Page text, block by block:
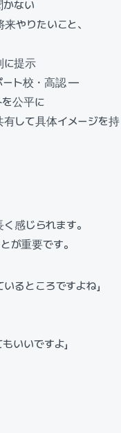
かない
やりたいこと、
に提示
ート校・高認 —
公平に
有して具体イメージを
感じられます。
が重要です。
るところですよね」
いいですよ」